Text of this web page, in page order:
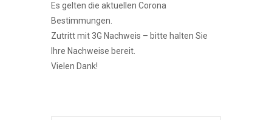
Es gelten die aktuellen Corona
Bestimmungen.
Zutritt mit 3G Nachweis – bitte halten Sie
Ihre Nachweise bereit.
Vielen Dank!